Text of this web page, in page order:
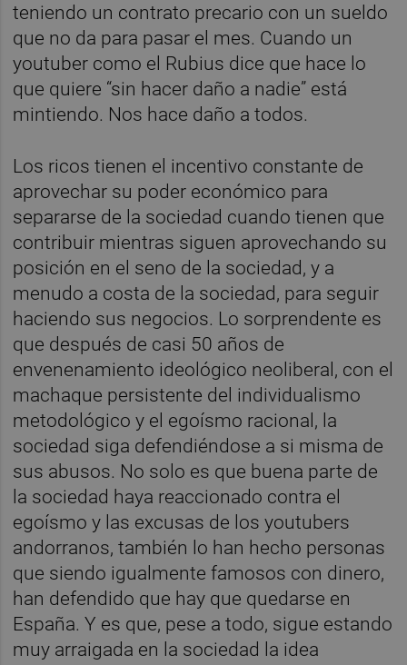
teniendo un contrato precario con un sueldo
que no da para pasar el mes. Cuando un
youtuber como el Rubius dice que hace lo
que quiere “sin hacer daño a nadie” está
mintiendo. Nos hace daño a todos.
Los ricos tienen el incentivo constante de
aprovechar su poder económico para
separarse de la sociedad cuando tienen que
contribuir mientras siguen aprovechando su
posición en el seno de la sociedad, y a
menudo a costa de la sociedad, para seguir
haciendo sus negocios. Lo sorprendente es
que después de casi 50 años de
envenenamiento ideológico neoliberal, con el
machaque persistente del individualismo
metodológico y el egoísmo racional, la
sociedad siga defendiéndose a si misma de
sus abusos. No solo es que buena parte de
la sociedad haya reaccionado contra el
egoísmo y las excusas de los youtubers
andorranos, también lo han hecho personas
que siendo igualmente famosos con dinero,
han defendido que hay que quedarse en
España. Y es que, pese a todo, sigue estando
muy arraigada en la sociedad la idea